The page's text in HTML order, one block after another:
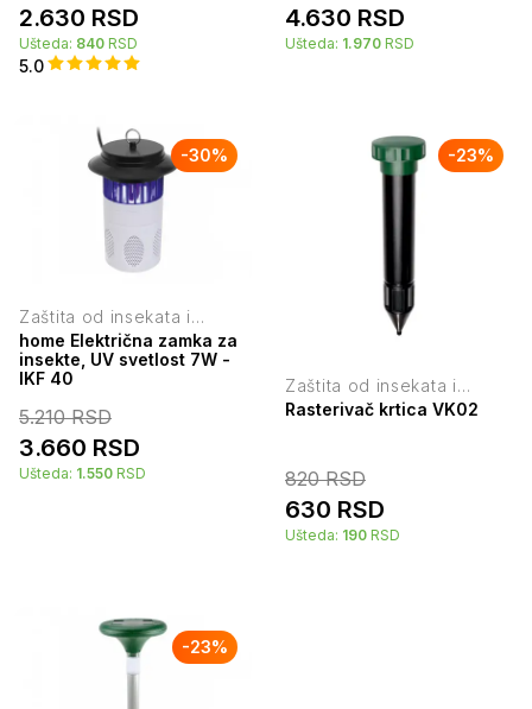
5.0
2.630 RSD
Ušteda: 840 RSD
4.630 RSD
Ušteda: 1.970 RSD
-30%
Zaštita od insekata i
štetočina
home Električna zamka za
insekte, UV svetlost 7W -
IKF 40
5.210RSD
3.660 RSD
Ušteda: 1.550 RSD
-23%
Zaštita od insekata i
štetočina
Rasterivač krtica VK02
820RSD
630 RSD
Ušteda: 190 RSD
-23%